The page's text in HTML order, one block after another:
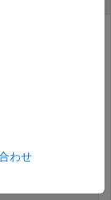
わせ